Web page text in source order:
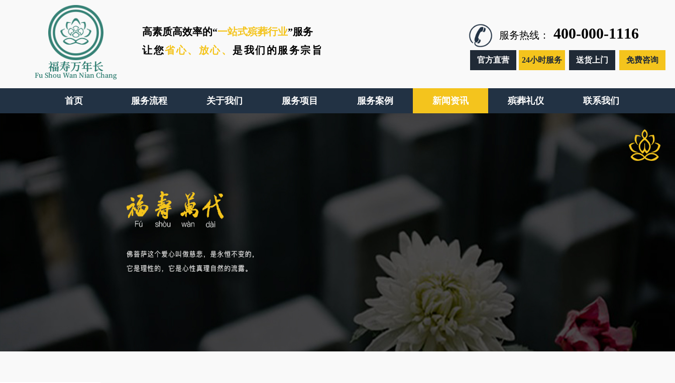
福寿万年长
Fu Shou Wan Nian Chang
高素质高效率的“一站式殡葬行业”服务
让您省心、 放心、 是我们的服务宗旨
服务热线： 400-000-1116
官方直营 24小时服务 送货上门 免费咨询
首页 服务流程 关于我们 服务项目 服务案例 新闻资讯 殡葬礼仪 联系我们